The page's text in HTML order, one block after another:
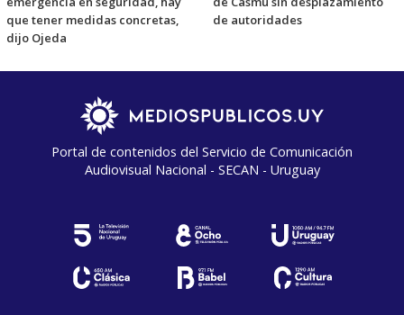
que tener medidas concretas,
dijo Ojeda
de autoridades
Portal de contenidos del Servicio de Comunicación
Audiovisual Nacional - SECAN - Uruguay